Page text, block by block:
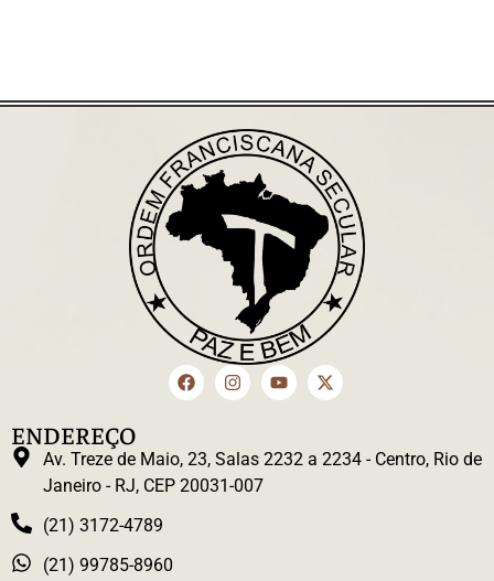
ENDEREÇO
Av. Treze de Maio, 23, Salas 2232 a 2234 - Centro, Rio de
Janeiro - RJ, CEP 20031-007
(21) 3172-4789
(21) 99785-8960